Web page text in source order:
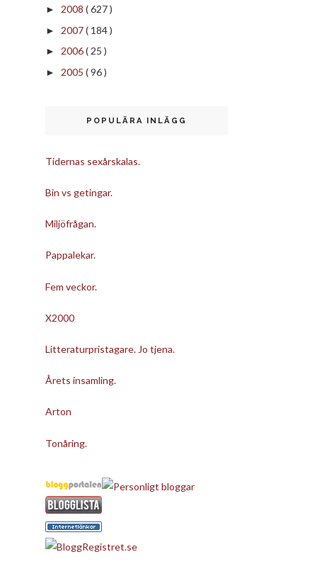
► 2008 ( 627 )
► 2007( 184 )
► 2006( 25 )
► 2005 ( 96 )
POPULÄRA INLÄGG
Tidernas sexårskalas.
Bin vs getingar.
Miljöfrågan.
Pappalekar.
Fem veckor.
X2000
Litteraturpristagare. Jo tjena.
Årets insamling.
Arton
Tonåring.